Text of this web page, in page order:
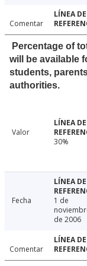
Comentar
Percentage of
will be available
students,
authorities.
Valor
30%
Fecha
1 de
de 2006
Comentar